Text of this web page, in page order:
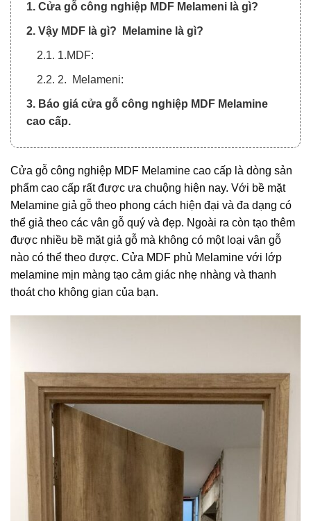
1. Cửa gỗ công nghiệp MDF Melameni là gì?
2. Vậy MDF là gì? Melamine là gì?
2.1. 1.MDF:
2.2. 2. Melameni:
3. Báo giá cửa gỗ công nghiệp MDF Melamine
cao cấp.
Cửa gỗ công nghiệp MDF Melamine cao cấp là dòng sản
phẩm cao cấp rất được ưa chuộng hiện nay. Với bề mặt
Melamine giả gỗ theo phong cách hiện đại và đa dạng có
thể giả theo các vân gỗ quý và đẹp. Ngoài ra còn tạo thêm
được nhiều bề mặt giả gỗ mà không có một loại vân gỗ
nào có thể theo được. Cửa MDF phủ Melamine với lớp
melamine mịn màng tạo cảm giác nhẹ nhàng và thanh
thoát cho không gian của bạn.